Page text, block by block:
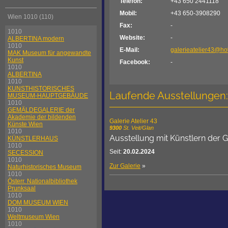
Wien 1010 (110)
1010
ALBERTINA modern
1010
MAK Museum für angewandte
Kunst
1010
ALBERTINA
1010
KUNSTHISTORISCHES
MUSEUM-HAUPTGEBÄUDE
1010
GEMÄLDEGALERIE der
Akademie der bildenden
Künste Wien
1010
KÜNSTLERHAUS
1010
SECESSION
1010
Naturhistorisches Museum
1010
Österr. Nationalbibliothek
Prunksaal
1010
DOM MUSEUM WIEN
1010
Weltmuseum Wien
1010
Mobil:
+43 650-3908290
Fax:
-
Website:
-
E-Mail:
Facebook:
-
Laufende Ausstellungen:
Galerie Atelier 43
9300 St. Veit/Glan
Ausstellung mit Künstlern der
Seit: 20.02.2024
Zur Galerie »